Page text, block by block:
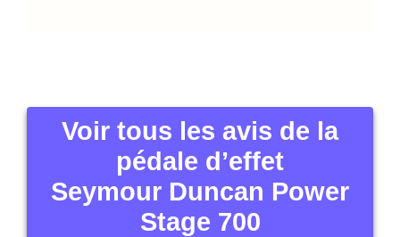
Voir tous les avis de la
pédale d’effet
Seymour Duncan Power
Stage 700